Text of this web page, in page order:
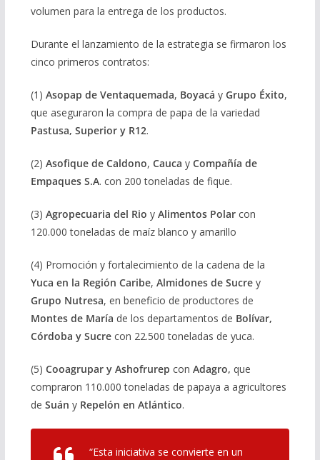
volumen para la entrega de los productos.
Durante el lanzamiento de la estrategia se firmaron los
cinco primeros contratos:
(1) Asopap de Ventaquemada, Boyacá y Grupo Éxito,
que aseguraron la compra de papa de la variedad
Pastusa, Superior y R12.
(2) Asofique de Caldono, Cauca y Compañía de
Empaques S.A. con 200 toneladas de fique.
(3) Agropecuaria del Rio y Alimentos Polarcon
120.000 toneladas de maíz blanco y amarillo
(4) Promoción y fortalecimiento de la cadena de la
Yuca en la Región Caribe, Almidones de Sucrey
Grupo Nutresa, en beneficio de productores de
Montes de María de los departamentos de Bolívar,
Córdoba y Sucrecon 22.500 toneladas de yuca.
(5) Cooagrupar y Ashofrurep con Adagro, que
compraron 110.000 toneladas de papaya a agricultores
de Suán y Repelón en Atlántico.
“Esta iniciativa se convierte en un